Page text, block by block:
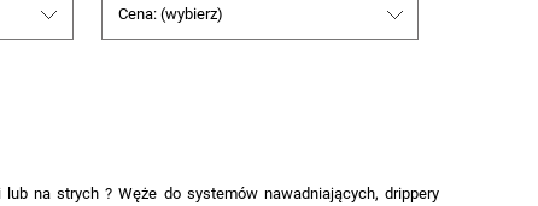
Cena: (wybierz)
na strych ? Węże do systemów nawadniających, drippery